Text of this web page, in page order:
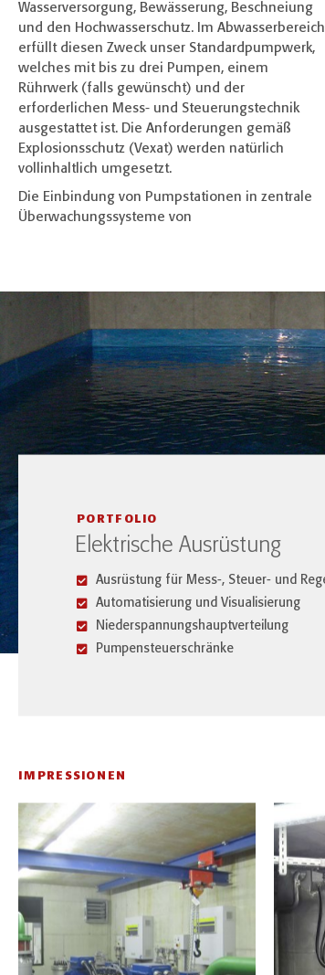
Wasserversorgung, Bewässerung, Beschneiung
und den Hochwasserschutz. Im Abwasserbereich
erfüllt diesen Zweck unser Standardpumpwerk,
welches mit bis zu drei Pumpen, einem
Rührwerk (falls gewünscht) und der
erforderlichen Mess- und Steuerungstechnik
ausgestattet ist. Die Anforderungen gemäß
Explosionsschutz (Vexat) werden natürlich
vollinhaltlich umgesetzt.
Die Einbindung von Pumpstationen in zentrale
Überwachungssysteme von
PORTFOLIO
Elektrische Ausrüstung
Ausrüstung für Mess-, Steuer- und
Automatisierung und Visualisierung
Niederspannungshauptverteilung
Pumpensteuerschränke
IMPRESSIONEN